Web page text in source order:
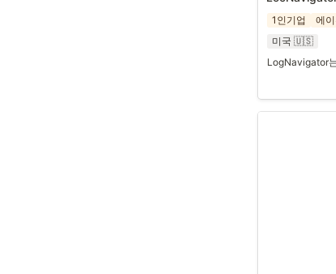
1인기업
에
미국 🇺🇸
LogNavigator